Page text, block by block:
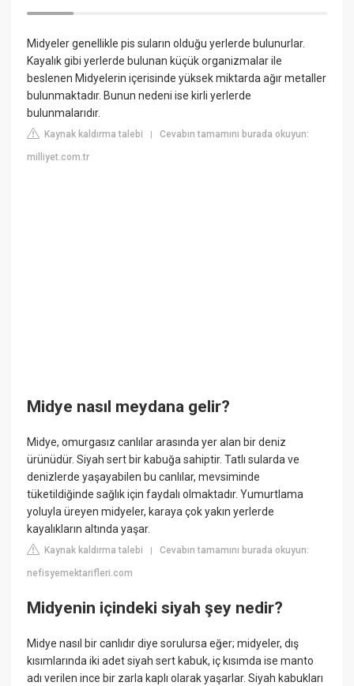
Midyeler genellikle pis suların olduğu yerlerde bulunurlar.
Kayalık gibi yerlerde bulunan küçük organizmalar ile
beslenen Midyelerin içerisinde yüksek miktarda ağır metaller
bulunmaktadır. Bunun nedeni ise kirli yerlerde
bulunmalarıdır.
Kaynak kaldırma talebi |Cevabın tamamını burada okuyun:
milliyet.com.tr
Midye nasıl meydana gelir?
Midye, omurgasız canlılar arasında yer alan bir deniz
ürünüdür. Siyah sert bir kabuğa sahiptir. Tatlı sularda ve
denizlerde yaşayabilen bu canlılar, mevsiminde
tüketildiğinde sağlık için faydalı olmaktadır. Yumurtlama
yoluyla üreyen midyeler, karaya çok yakın yerlerde
kayalıkların altında yaşar.
Kaynak kaldırma talebi |Cevabın tamamını burada okuyun:
nefisyemektarifleri.com
Midyenin içindeki siyah şey nedir?
Midye nasıl bir canlıdır diye sorulursa eğer; midyeler, dış
kısımlarında iki adet siyah sert kabuk, iç kısımda ise manto
adı verilen ince bir zarla kaplı olarak yaşarlar. Siyah kabukları